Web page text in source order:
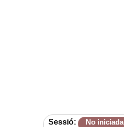
Sessió: No iniciada